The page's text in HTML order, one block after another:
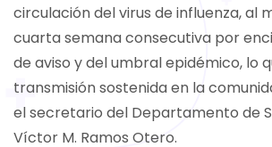
circulación del virus de influenza, al
cuarta semana consecutiva por
de aviso y del umbral epidémico, lo
transmisión sostenida en la
el secretario del Departamento de
Víctor M. Ramos Otero.